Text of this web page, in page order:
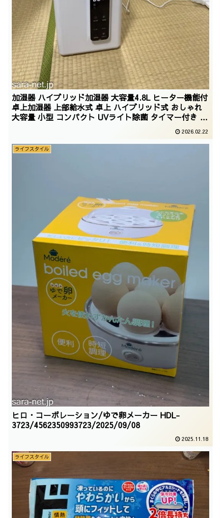
加湿器 ハイブリッド加湿器 大容量4.8L ヒーター機能付
卓上加湿器 上部給水式 卓上 ハイブリッド式 おしゃれ
大容量 小型 コンパクト UVライト除菌 タイマー付き リ
モコン付き タッチセンサー 自動停止機能 静音 省エネ
2026.02.22
ライフスタイル
ヒロ・コーポレーション/ゆで卵メーカー HDL-
3723/4562350993723/2025/09/08
2025.11.18
ライフスタイル